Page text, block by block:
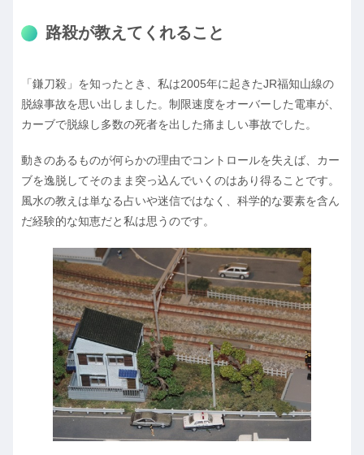
路殺が教えてくれること
「鎌刀殺」を知ったとき、私は2005年に起きたJR福知山線の
脱線事故を思い出しました。制限速度をオーバーした電車が、
カーブで脱線し多数の死者を出した痛ましい事故でした。
動きのあるものが何らかの理由でコントロールを失えば、カー
ブを逸脱してそのまま突っ込んでいくのはあり得ることです。
風水の教えは単なる占いや迷信ではなく、科学的な要素を含ん
だ経験的な知恵だと私は思うのです。